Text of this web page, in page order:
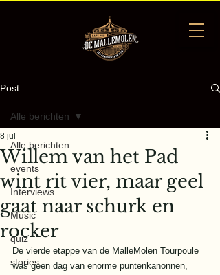
Post
Alle berichten
events
Interviews
Music
quiz
stories
Alle berichten
Willem van het Pad
wint rit vier, maar geel
gaat naar schurk en
rocker
8 jul
De vierde etappe van de MalleMolen Tourpoule
was geen dag van enorme puntenkanonnen,